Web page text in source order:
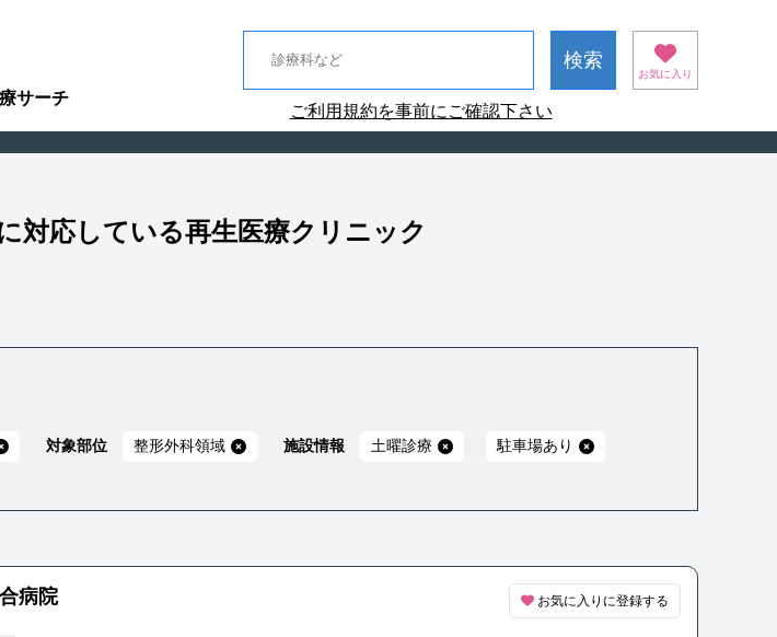
サーチ
お気に入り
ご利用規約を事前にご確認下さい
対応している再生医療クリニック
対象部位 整形外科領域 施設情報 土曜診療 駐車場あり
病院 お気に入りに登録する